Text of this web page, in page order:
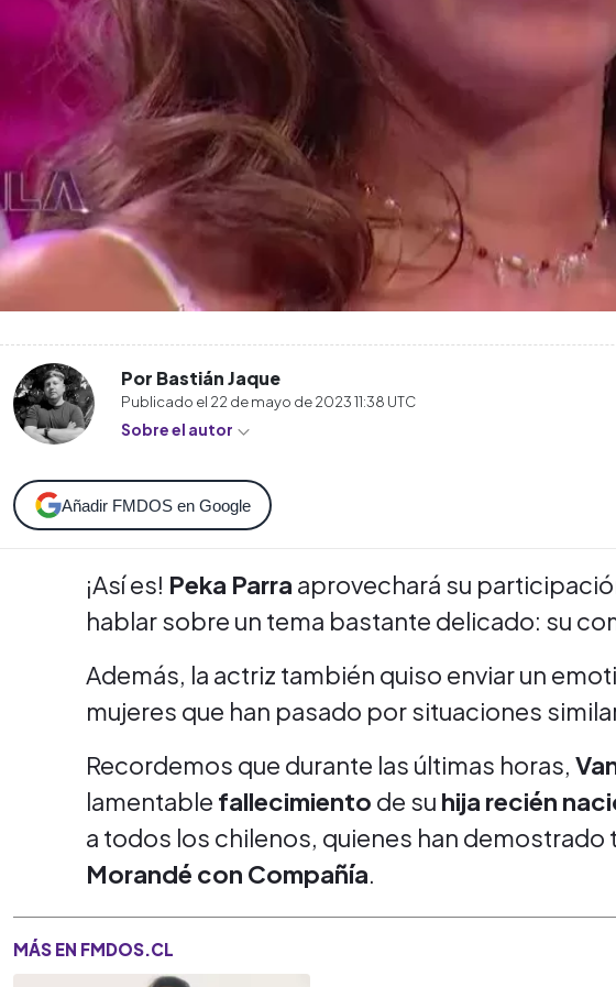
Por Bastián Jaque
Publicado el 22 de mayo de 2023 11:38 UTC
Sobre el autor
Añadir FMDOS en Google
¡Así es! Peka Parra aprovechará su
hablar sobre un tema bastante delicado: su
Además, la actriz también quiso enviar un
mujeres que han pasado por situaciones
Recordemos que durante las últimas horas,
lamentable fallecimiento de su hija recién
a todos los chilenos, quienes han demostrado
Morandé con Compañía.
MÁS EN FMDOS.CL